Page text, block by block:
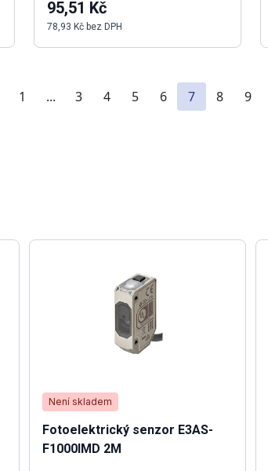
95,51 Kč
78,93 Kč bez DPH
1 ... 3 4 5 6 7 8 9
Není skladem
Fotoelektrický senzor E3AS-
F1000IMD 2M